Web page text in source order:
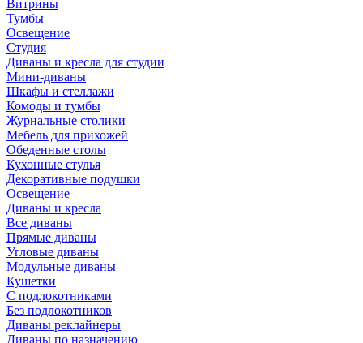
Витрины
Тумбы
Освещение
Студия
Диваны и кресла для студии
Мини-диваны
Шкафы и стеллажи
Комоды и тумбы
Журнальные столики
Мебель для прихожей
Обеденные столы
Кухонные стулья
Декоративные подушки
Освещение
Диваны и кресла
Все диваны
Прямые диваны
Угловые диваны
Модульные диваны
Кушетки
С подлокотниками
Без подлокотников
Диваны реклайнеры
Диваны по назначению